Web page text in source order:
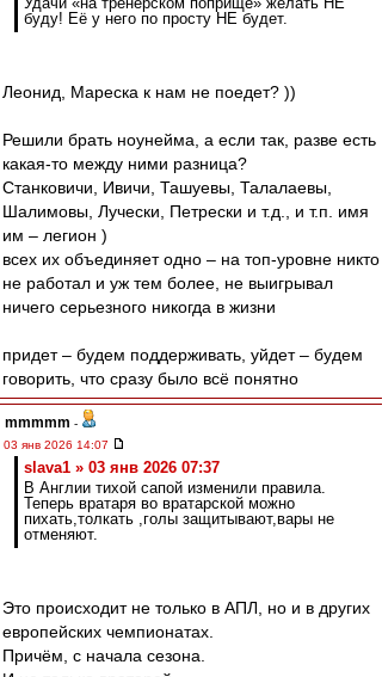
буду! Её у него по просту НЕ будет.
Леонид, Мареска к нам не поедет? ))
Решили брать ноунейма, а если так, разве есть
какая-то между ними разница?
Станковичи, Ивичи, Ташуевы, Талалаевы,
Шалимовы, Лучески, Петрески и т.д., и т.п. имя
им – легион )
всех их объединяет одно – на топ-уровне никто
не работал и уж тем более, не выигрывал
ничего серьезного никогда в жизни
придет – будем поддерживать, уйдет – будем
говорить, что сразу было всё понятно
mmmmm -
03 янв 2026 14:07
slava1 » 03 янв 2026 07:37
В Англии тихой сапой изменили правила.
Теперь вратаря во вратарской можно
пихать,толкать ,голы защитывают,вары не
отменяют.
Это происходит не только в АПЛ, но и в других
европейских чемпионатах.
Причём, с начала сезона.